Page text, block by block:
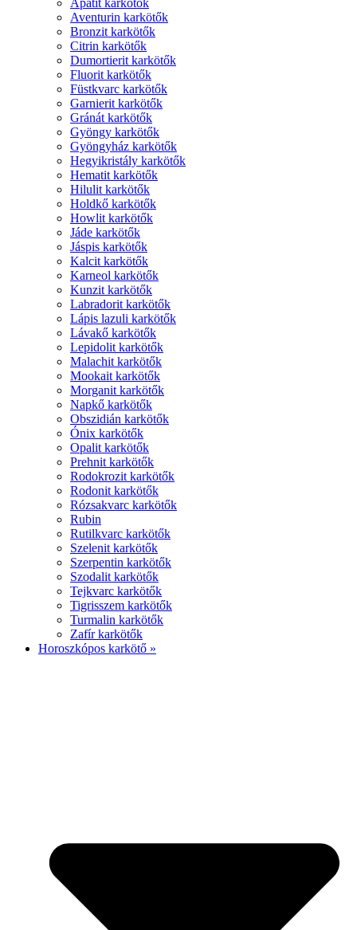
Aventurin karkötők
Bronzit karkötők
Citrin karkötők
Dumortierit karkötők
Fluorit karkötők
Füstkvarc karkötők
Garnierit karkötők
Gránát karkötők
Gyöngy karkötők
Gyöngyház karkötők
Hegyikristály karkötők
Hematit karkötők
Hilulit karkötők
Holdkő karkötők
Howlit karkötők
Jáde karkötők
Jáspis karkötők
Kalcit karkötők
Karneol karkötők
Kunzit karkötők
Labradorit karkötők
Lápis lazuli karkötők
Lávakő karkötők
Lepidolit karkötők
Malachit karkötők
Mookait karkötők
Morganit karkötők
Napkő karkötők
Obszidián karkötők
Ónix karkötők
Opalit karkötők
Prehnit karkötők
Rodokrozit karkötők
Rodonit karkötők
Rózsakvarc karkötők
Rubin
Rutilkvarc karkötők
Szelenit karkötők
Szerpentin karkötők
Szodalit karkötők
Tejkvarc karkötők
Tigrisszem karkötők
Turmalin karkötők
Zafír karkötők
Horoszkópos karkötő »